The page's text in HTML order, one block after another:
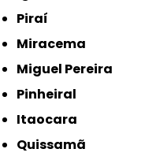
Piraí
Miracema
Miguel Pereira
Pinheiral
Itaocara
Quissamã